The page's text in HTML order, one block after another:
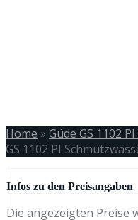
Home » Güde GS 1102
GS 1102 PI
Infos zu den Preisangaben
Die angezeigten Preise